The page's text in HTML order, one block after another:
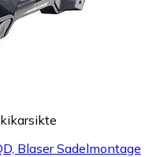
Blaser Sadelmontage